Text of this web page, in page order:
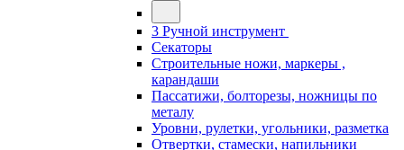
3 Ручной инструмент
Cекаторы
Строительные ножи, маркеры ,
карандаши
Пассатижи, болторезы, ножницы по
металу
Уровни, рулетки, угольники, разметка
Отвертки, стамески, напильники